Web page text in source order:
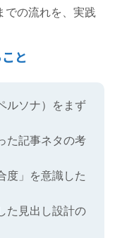
での流れを、実践
と
ルソナ）をまず
た記事ネタの考
度」を意識した
た見出し設計の